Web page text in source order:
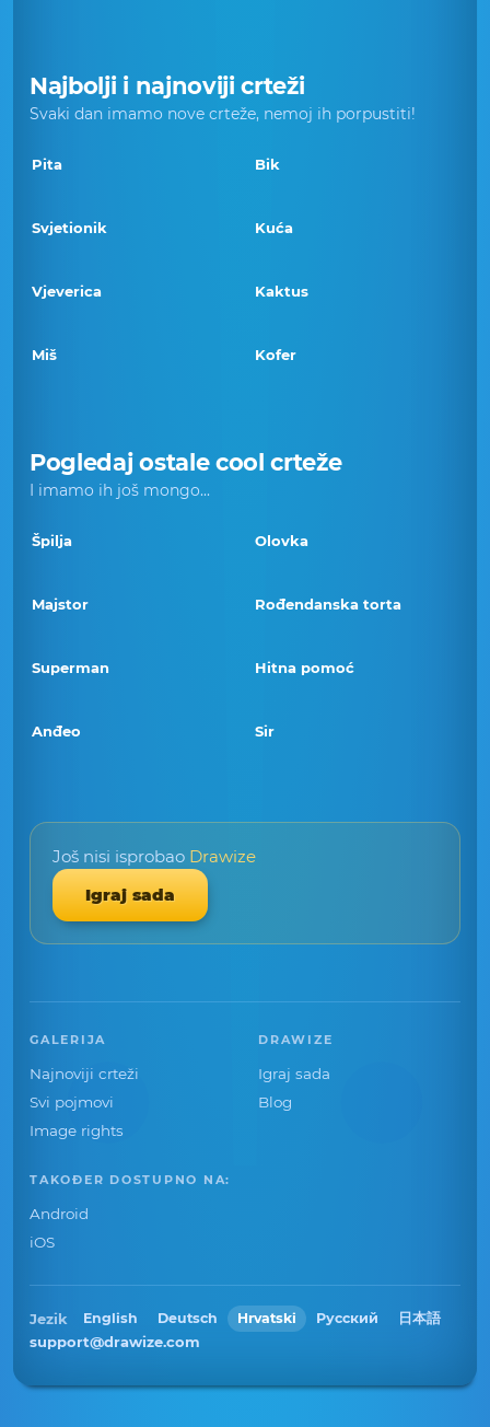
Najbolji i najnoviji crteži
Svaki dan imamo nove crteže, nemoj ih porpustiti!
Pita Bik
Svjetionik Kuća
Vjeverica Kaktus
Miš Kofer
Pogledaj ostale cool crteže
I imamo ih još mongo...
Špilja Olovka
Majstor Rođendanska torta
Superman Hitna pomoć
Anđeo Sir
Još nisi isprobao Drawize
Igraj sada
GALERIJA
Najnoviji crteži
Svi pojmovi
Image rights
DRAWIZE
Igraj sada
Blog
TAKOĐER DOSTUPNO NA:
Android
iOS
Jezik English Deutsch Hrvatski Русский 日本語
support@drawize.com